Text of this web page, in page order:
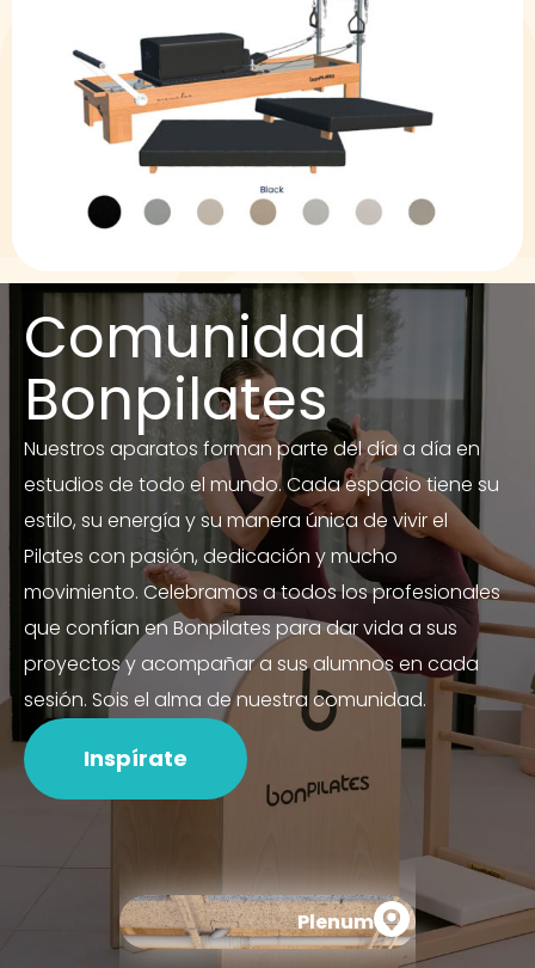
Comunidad
Bonpilates
Nuestros aparatos forman parte del día a día en
estudios de todo el mundo. Cada espacio tiene su
estilo, su energía y su manera única de vivir el
Pilates con pasión, dedicación y mucho
movimiento. Celebramos a todos los profesionales
que confían en Bonpilates para dar vida a sus
proyectos y acompañar a sus alumnos en cada
sesión. Sois el alma de nuestra comunidad.
Inspírate
Plenum